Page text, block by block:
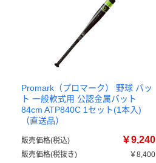
Promark（プロマーク） 野球 バッ
ト 一般軟式用 公認金属バット
84cm ATP840C 1セット(1本入)
（直送品）
販売価格(税込) ￥9,240
販売価格(税抜き)
￥8,400